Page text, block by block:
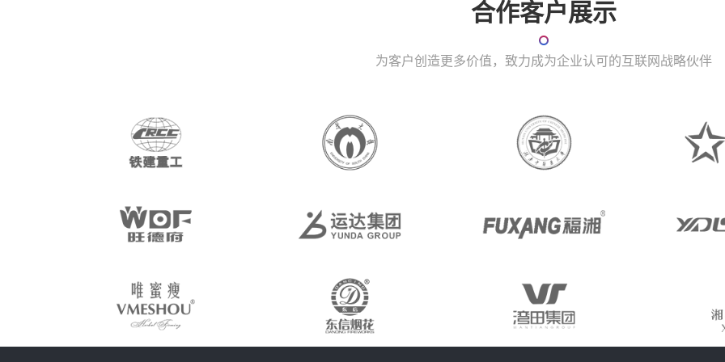
合作客户展示
为客户创造更多价值，致力成为企业认可的互联网战略伙伴